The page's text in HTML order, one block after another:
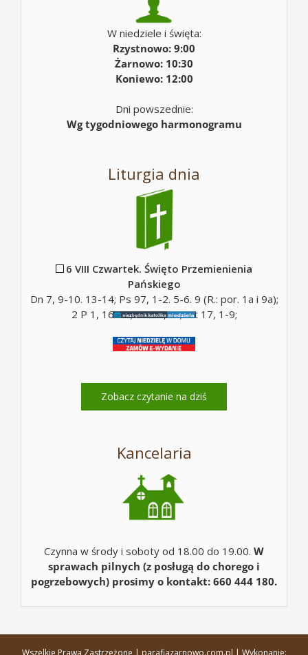
W niedziele i święta:
Rzystnowo: 9:00
Żarnowo: 10:30
Koniewo: 12:00
Dni powszednie:
Wg tygodniowego harmonogramu
Liturgia dnia
6 VIII Czwartek. Święto Przemienienia
Pańskiego
Dn 7, 9-10. 13-14; Ps 97, 1-2. 5-6. 9 (R.: por. 1a i 9a);
2 P 1, 16-19; Mt 17, 5c; Mt 17, 1-9;
Zobacz czytanie na dziś
Kancelaria
Czynna w środy i soboty od 18.00 do 19.00. W
sprawach pilnych (z posługą do chorego i
pogrzebowych) prosimy o kontakt: 660 444 180.